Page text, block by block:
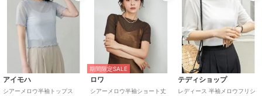
アイモハ
シアーメロウ半袖トップス
期間限定SALE
ロワ
シアーメロウ半袖ショート丈
テディショップ
レディース 半袖メロウフリシ